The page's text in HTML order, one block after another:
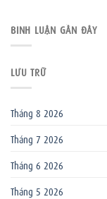
BÌNH LUẬN GẦN ĐÂY
LƯU TRỮ
Tháng 8 2026
Tháng 7 2026
Tháng 6 2026
Tháng 5 2026